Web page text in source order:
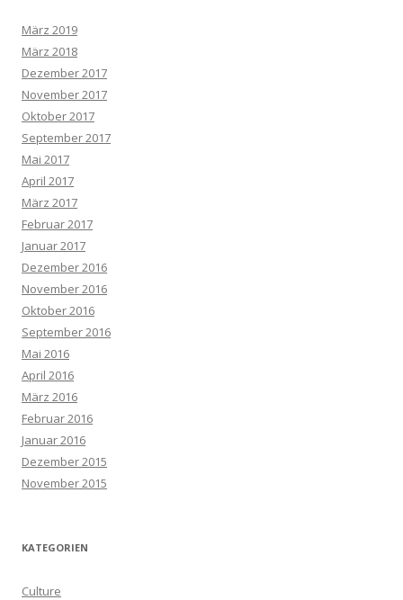
März 2019
März 2018
Dezember 2017
November 2017
Oktober 2017
September 2017
Mai 2017
April 2017
März 2017
Februar 2017
Januar 2017
Dezember 2016
November 2016
Oktober 2016
September 2016
Mai 2016
April 2016
März 2016
Februar 2016
Januar 2016
Dezember 2015
November 2015
KATEGORIEN
Culture